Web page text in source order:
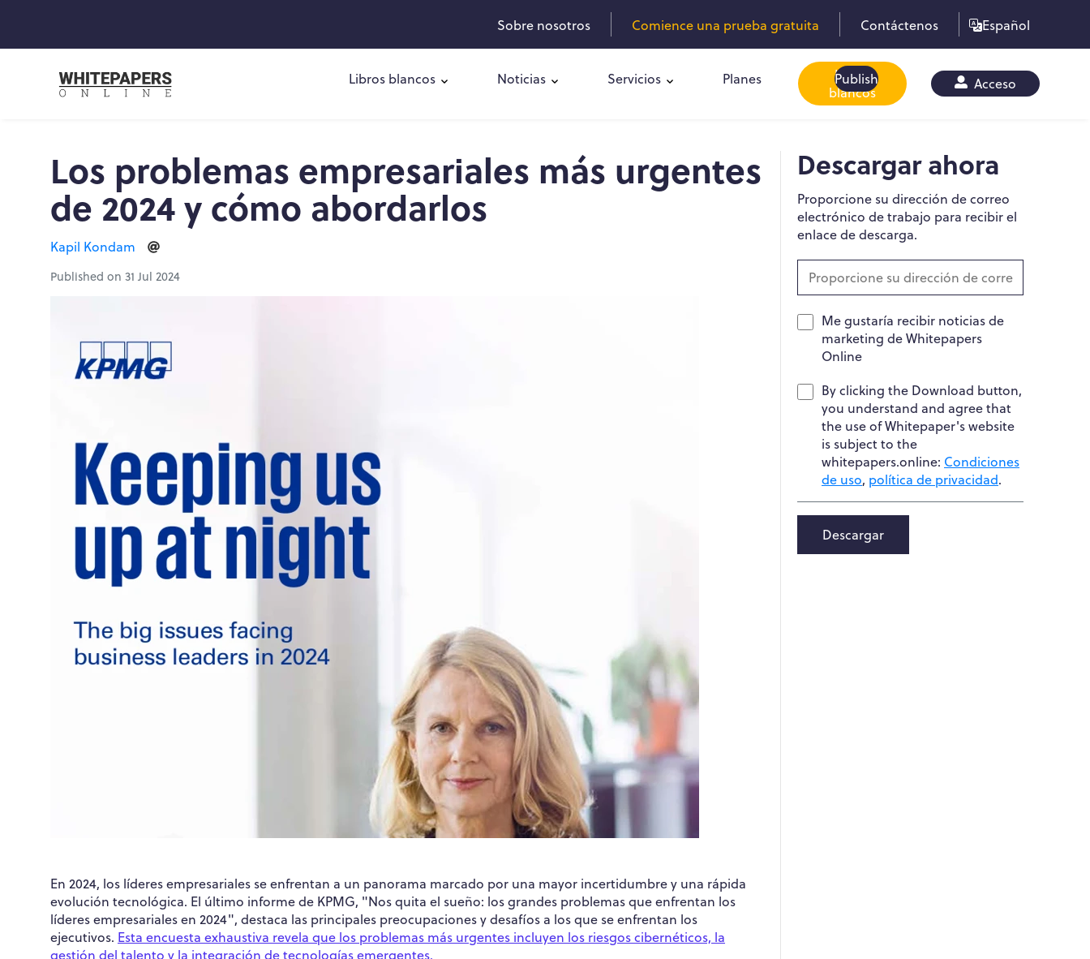
Sobre nosotros Comience una prueba gratuita Contáctenos Español
Libros blancos Noticias Servicios Planes Publish
Libros
blancos
Acceso
Los problemas empresariales más urgentes
de 2024 y cómo abordarlos
Kapil Kondam
Published on 31 Jul 2024
En 2024, los líderes empresariales se enfrentan a un panorama marcado por una mayor incertidumbre y una rápida
evolución tecnológica. El último informe de KPMG, "Nos quita el sueño: los grandes problemas que enfrentan los
líderes empresariales en 2024", destaca las principales preocupaciones y desafíos a los que se enfrentan los
ejecutivos. Esta encuesta exhaustiva revela que los problemas más urgentes incluyen los riesgos cibernéticos, la
gestión del talento y la integración de tecnologías emergentes.
Descargar ahora
Proporcione su dirección de correo
electrónico de trabajo para recibir el
enlace de descarga.
Me gustaría recibir noticias de
marketing de Whitepapers
Online
By clicking the Download button,
you understand and agree that
the use of Whitepaper's website
is subject to the
whitepapers.online: Condiciones
de uso, política de privacidad.
Descargar